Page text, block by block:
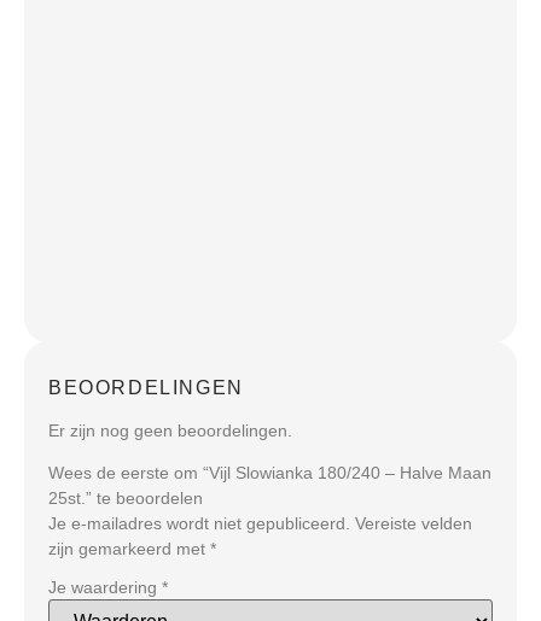
BEOORDELINGEN
Er zijn nog geen beoordelingen.
Wees de eerste om “Vijl Slowianka 180/240 – Halve Maan
25st.” te beoordelen
Je e-mailadres wordt niet gepubliceerd. Vereiste velden
zijn gemarkeerd met *
Je waardering *